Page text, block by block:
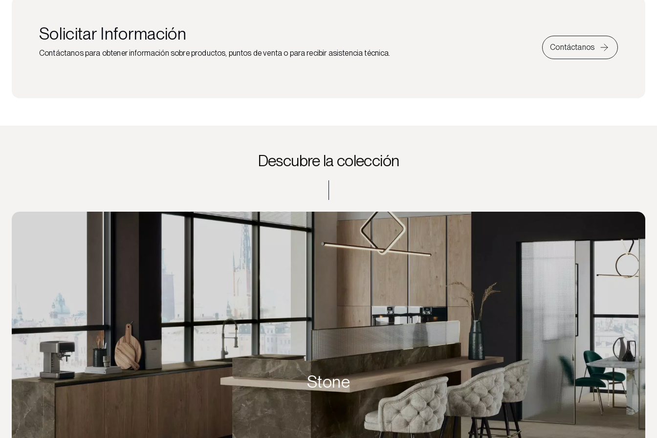
Solicitar Información
Contáctanos para obtener información sobre productos, puntos de venta o para recibir asistencia técnica.
Contáctanos
Descubre la colección
Stone